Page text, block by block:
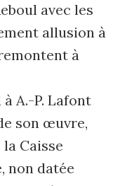
avec les
allusion à
à
A.-P. Lafont
son œuvre,
Caisse
non datée